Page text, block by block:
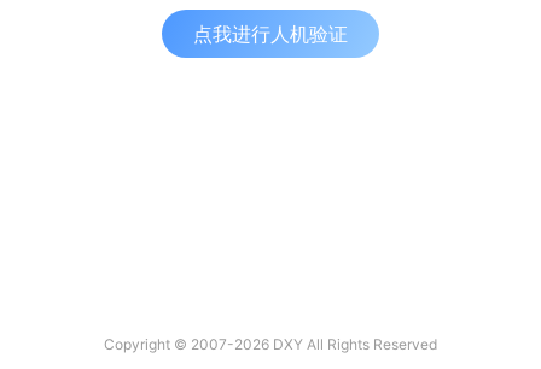
点我进行人机验证
Copyright © 2007-2026 DXY All Rights Reserved